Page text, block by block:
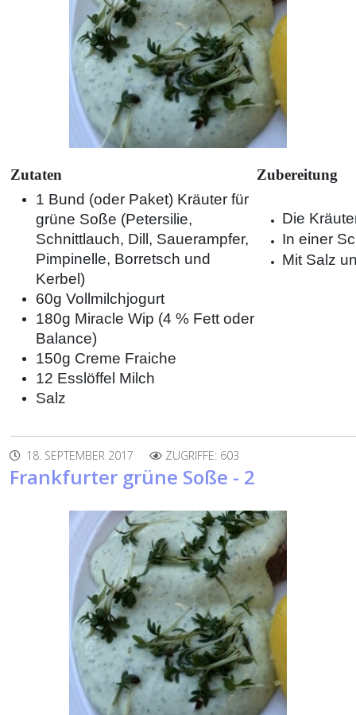
Zutaten
1 Bund (oder Paket) Kräuter für
grüne Soße (Petersilie,
Schnittlauch, Dill, Sauerampfer,
Pimpinelle, Borretsch und
Kerbel)
60g Vollmilchjogurt
180g Miracle Wip (4 % Fett oder
Balance)
150g Creme Fraiche
12 Esslöffel Milch
Salz
Zubereitung
Die
In einer
Mit Salz
18. SEPTEMBER 2017 ZUGRIFFE: 603
Frankfurter grüne Soße - 2